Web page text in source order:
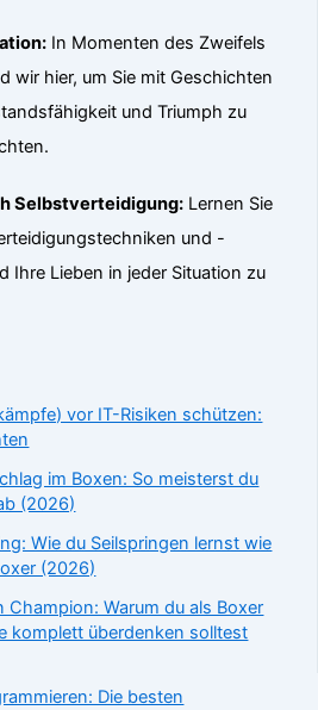
In Momenten des Zweifels
wir hier, um Sie mit Geschichten
und Triumph zu
Selbstverteidigung: Lernen Sie
und -
Ihre Lieben in jeder Situation zu
vor IT-Risiken schützen:
im Boxen: So meisterst du
(2026)
Wie du Seilspringen lernst wie
(2026)
Champion: Warum du als Boxer
komplett überdenken solltest
Die besten